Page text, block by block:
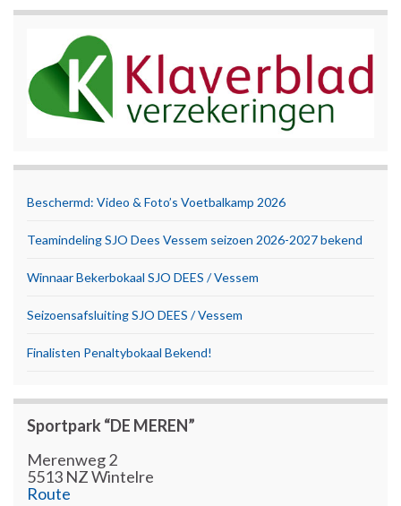
Beschermd: Video & Foto’s Voetbalkamp 2026
Teamindeling SJO Dees Vessem seizoen 2026-2027 bekend
Winnaar Bekerbokaal SJO DEES / Vessem
Seizoensafsluiting SJO DEES / Vessem
Finalisten Penaltybokaal Bekend!
Sportpark “DE MEREN”
Merenweg 2
5513 NZ Wintelre
Route